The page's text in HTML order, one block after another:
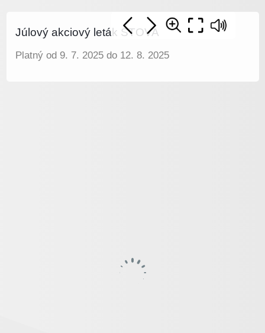
Júlový akciový leták STOVA
Platný od 9. 7. 2025 do 12. 8. 2025